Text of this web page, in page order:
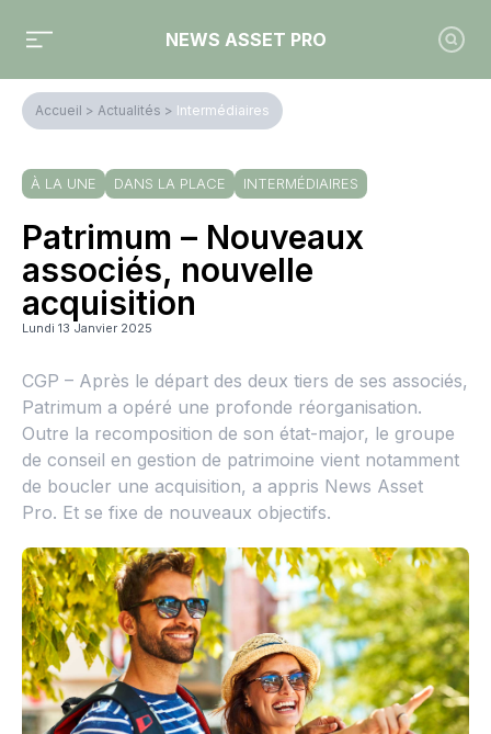
NEWS ASSET PRO
Accueil > Actualités > Intermédiaires
À LA UNE DANS LA PLACE INTERMÉDIAIRES
Patrimum – Nouveaux
associés, nouvelle
acquisition
Lundi 13 Janvier 2025
CGP – Après le départ des deux tiers de ses associés,
Patrimum a opéré une profonde réorganisation.
Outre la recomposition de son état-major, le groupe
de conseil en gestion de patrimoine vient notamment
de boucler une acquisition, a appris News Asset
Pro. Et se fixe de nouveaux objectifs.